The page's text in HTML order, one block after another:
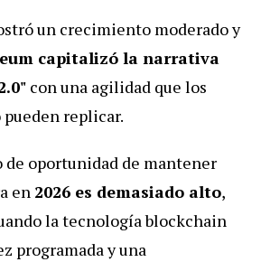
un crecimiento moderado y
capitalizó la narrativa
con una agilidad que los
replicar.
de oportunidad de mantener
en 2026 es demasiado alto,
la tecnología blockchain
programada y una